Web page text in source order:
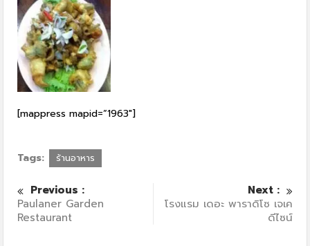
[mappress mapid=”1963″]
Tags: ร้านอาหาร
Previous :
Paulaner Garden
Restaurant
Next :
โรงแรม เดอะ พาราดิโซ เจเค
ดีไซน์